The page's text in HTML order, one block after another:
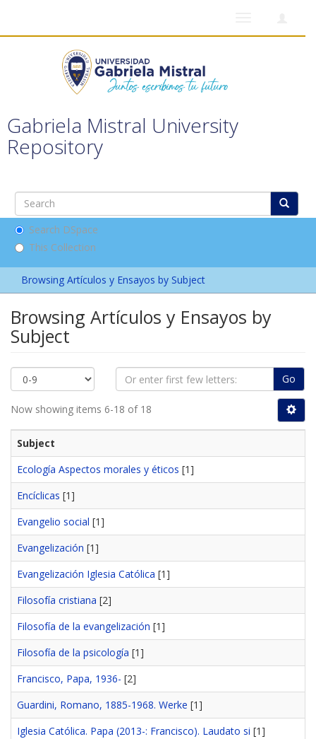
Gabriela Mistral University
Repository
Search DSpace
This Collection
Browsing Artículos y Ensayos by Subject
Browsing Artículos y Ensayos by
Subject
Go
Now showing items 6-18 of 18
Subject
Ecología Aspectos morales y éticos [1]
Encíclicas [1]
Evangelio social [1]
Evangelización [1]
Evangelización Iglesia Católica [1]
Filosofía cristiana [2]
Filosofía de la evangelización [1]
Filosofía de la psicología [1]
Francisco, Papa, 1936- [2]
Guardini, Romano, 1885-1968. Werke [1]
Iglesia Católica. Papa (2013-: Francisco). Laudato si [1]